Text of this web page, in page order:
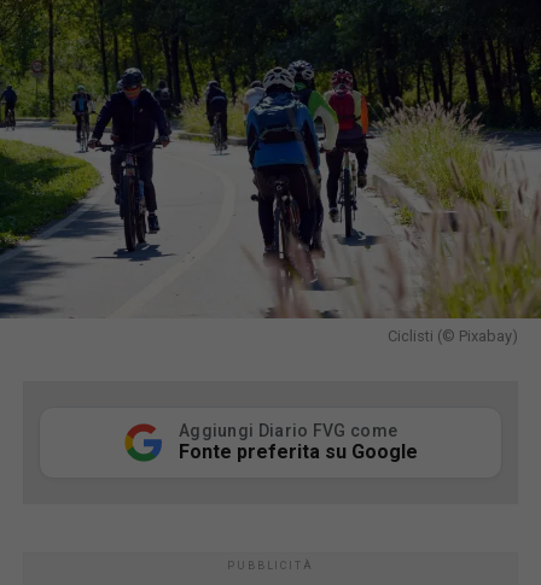
Ciclisti (© Pixabay)
Aggiungi Diario FVG come
Fonte preferita su Google